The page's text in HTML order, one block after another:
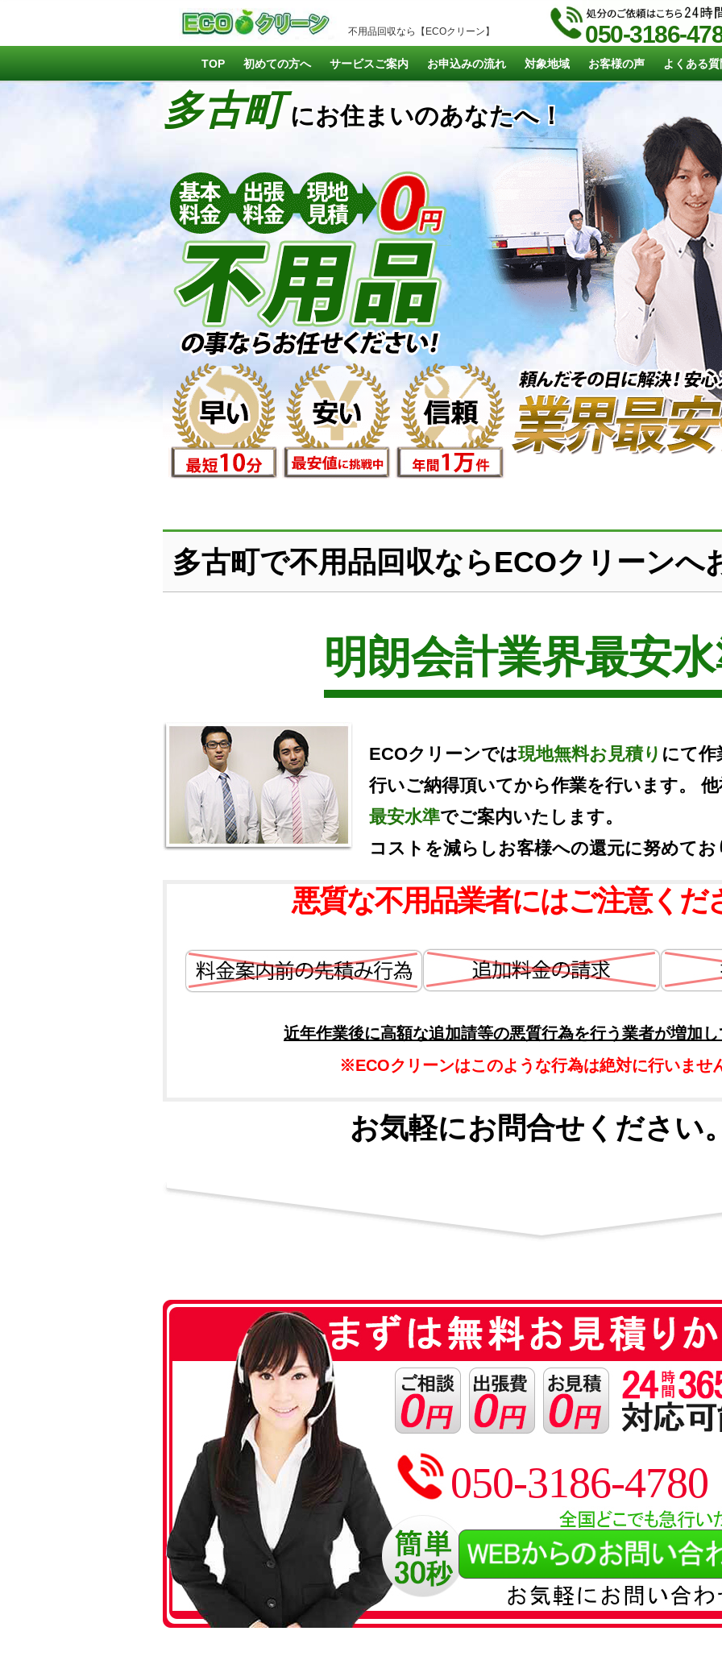
不用品回収なら【ECOクリーン】 050-3186-
TOP 初めての方へ サービスご案内 お申込みの流れ 対象地域 お客様の声 よくある質
多古町 にお住まいのあなたへ！
多古町で不用品回収ならECOクリーンへ
明朗会計業界最安
ECOクリーンでは現地無料お見積り にて作
行いご納得頂いてから作業を行います。
最安水準でご案内いたします。
コストを減らしお客様への還元に努めてお
悪質な不用品業者にはご注意くだ
近年作業後に高額な追加請等の悪質行為を行う業者が増加
※ECOクリーンはこのような行為は絶対に行いませ
お気軽にお問合せください
050-3186-4780